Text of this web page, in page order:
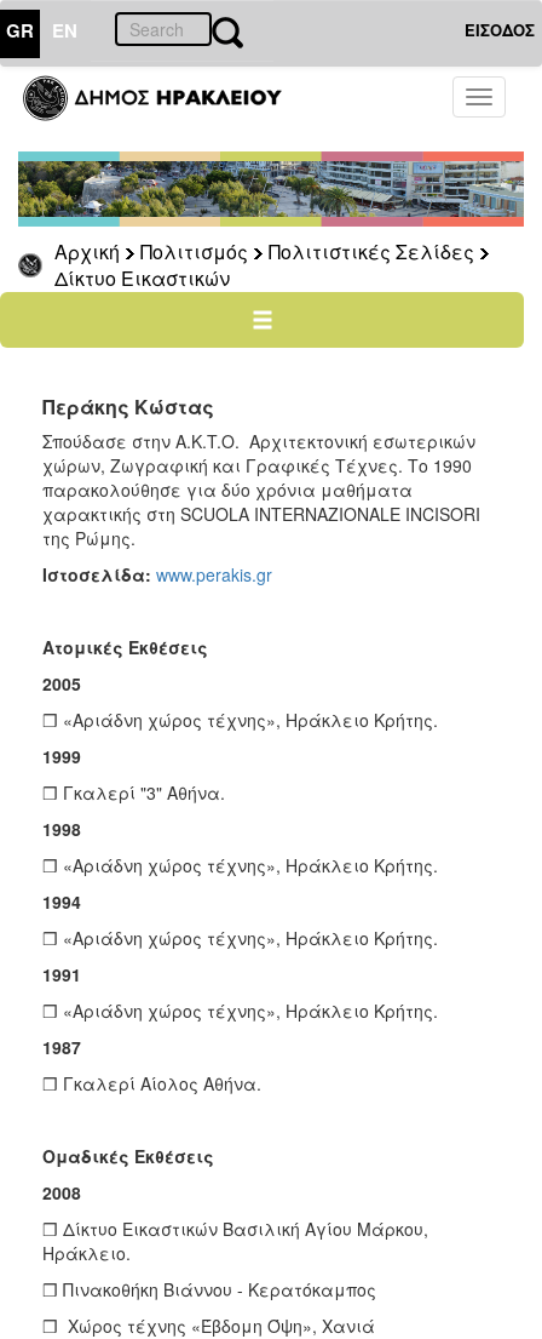
GR EN ΕΙΣΟΔΟΣ
Toggle
Αρχική Πολιτισμός
Πολιτιστικές Σελίδες
Δίκτυο Εικαστικών
ΠΟΛΙΤΙΣΜΟΣ
Σελίδες
Πολιτιστικοί
Σύλλογοι
Σκιτσογράφοι
Δίκτυο
Ζωγράφοι
Γλύπτες
Photopolis
Σημεία
Μνήμης
1941
ΤΟΠΟΣ
ΔΗΜΟΣ
ΑΝΘΕΚΤΙΚΗ
ΠΟΛΗ
Περάκης Κώστας
Σπούδασε στην A.K.T.O. Aρχιτεκτονική εσωτερικών
χώρων, Zωγραφική και Γραφικές Tέχνες. Tο 1990
παρακολούθησε για δύο χρόνια μαθήματα
χαρακτικής στη SCUOLA INTERNAZIONALE INCISORI
της Pώμης.
Ιστοσελίδα: www.perakis.gr
Ατομικές Εκθέσεις
2005
❒ «Αριάδνη χώρος τέχνης», Ηράκλειο Κρήτης.
1999
❒ Γκαλερί "3" Αθήνα.
1998
❒ «Αριάδνη χώρος τέχνης», Ηράκλειο Κρήτης.
1994
❒ «Αριάδνη χώρος τέχνης», Ηράκλειο Κρήτης.
1991
❒ «Αριάδνη χώρος τέχνης», Ηράκλειο Κρήτης.
1987
❒ Γκαλερί Aίολος Aθήνα.
Ομαδικές Εκθέσεις
2008
❒ Δίκτυο Εικαστικών Bασιλική Aγίου Mάρκου,
Hράκλειο.
❒ Πινακοθήκη Βιάννου - Κερατόκαμπος
❒ Xώρος τέχνης «Έβδομη Όψη», Χανιά